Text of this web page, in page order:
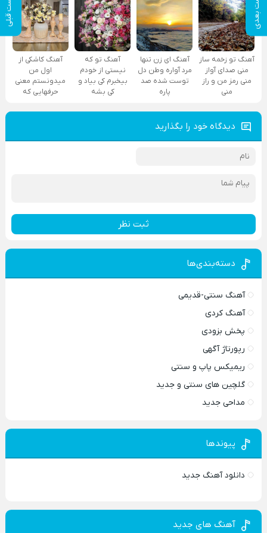
پست بعدی پست قبلی
آهنگ تو زخمه ساز
منی صدای آواز
منی رمز من و راز
منی
آهنگ ای زن تنها
مرد آواره وطن دل
توست شده صد
پاره
آهنگ تو که
نیستی از خودم
بیخبرم کی بیاد و
کی بشه
آهنگ کاشکی از
اول من
میدونستم معنی
حرفهایی که
دیدگاه خود را بگذارید
ثبت نظر
دسته‌بندی‌ها
آهنگ سنتی-قدیمی
آهنگ کردی
پخش بزودی
رپورتاژ آگهی
ریمیکس پاپ و سنتی
گلچین های سنتی و جدید
مداحی جدید
پیوندها
دانلود آهنگ جدید
آهنگ های جدید